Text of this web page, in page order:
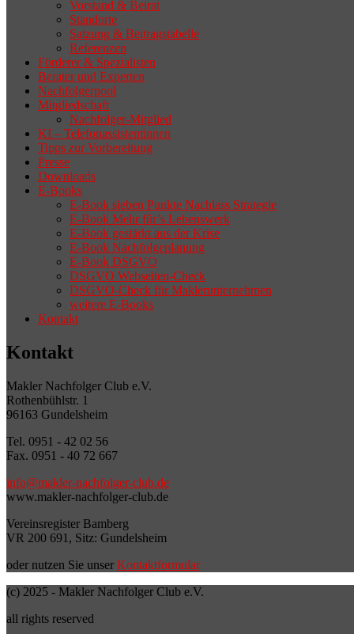
Vorstand & Beirat
Standorte
Satzung & Beitragstabelle
Referenzen
Förderer & Spezialisten
Berater und Experten
Nachfolgerpool
Mitgliedschaft
Nachfolger-Mitglied
KI – Telefonassistentinnen
Tipps zur Vorbereitung
Presse
Downloads
E-Books
E-Book sieben Punkte Nachlass Strategie
E-Book Mehr für’s Lebenswerk
E-Book gestärkt aus der Krise
E-Book Nachfolgeplanung
E-Book DSGVO
DSGVO Webseiten-Check
DSGVO-Check für Maklerunternehmen
weitere E-Books
Kontakt
Kontakt
Makler Nachfolger Club e.V.
Rothenbühlstr. 1
96163 Gundelsheim
Tel. 0951 - 42 02 56
Fax. 0951 - 40 72 667
info@makler-nachfolger-club.de
www.makler-nachfolger-club.de
Vereinsregister Bamberg
VR 200 691, Sitz: Gundelsheim
oder nutzen Sie unser Kontaktformular
(c) 2025 - Makler Nachfolger Club e.V.
all rights reserved